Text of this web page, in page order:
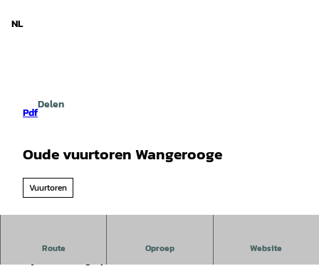
NL
Pdf
Delen
Oude vuurtoren Wangerooge
Vuurtoren
Route Oproep Website
De Oude Vuurtoren Wangerooge biedt sinds kort weer een